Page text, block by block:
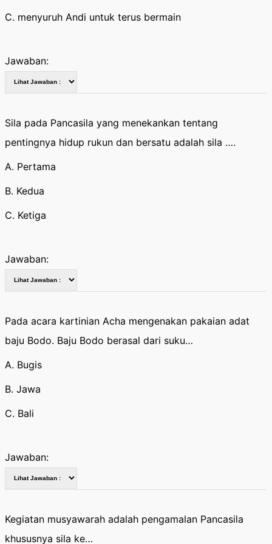
C. menyuruh Andi untuk terus bermain
Jawaban:
Sila pada Pancasila yang menekankan tentang
pentingnya hidup rukun dan bersatu adalah sila ….
A. Pertama
B. Kedua
C. Ketiga
Jawaban:
Pada acara kartinian Acha mengenakan pakaian adat
baju Bodo. Baju Bodo berasal dari suku…
A. Bugis
B. Jawa
C. Bali
Jawaban:
Kegiatan musyawarah adalah pengamalan Pancasila
khususnya sila ke…